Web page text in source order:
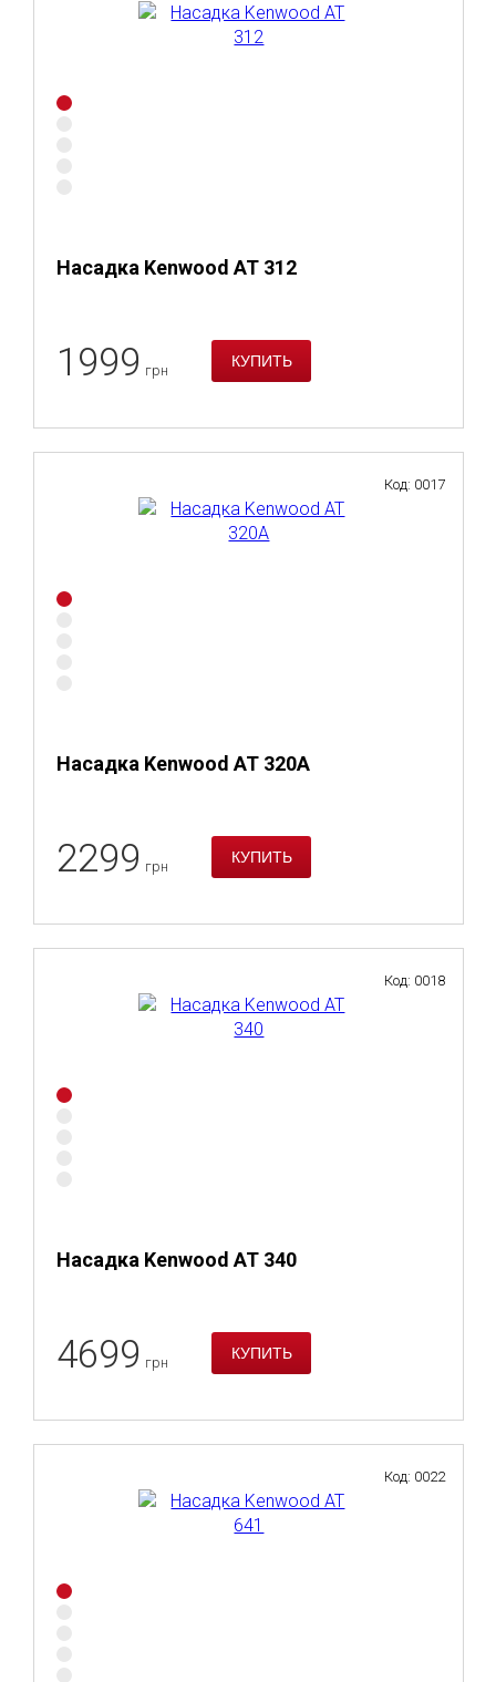
Насадка Kenwood AT 312
1999 грн
Насадка Kenwood AT 320A
Код: 0017
2299 грн
Насадка Kenwood AT 340
Код: 0018
4699 грн
Код: 0022